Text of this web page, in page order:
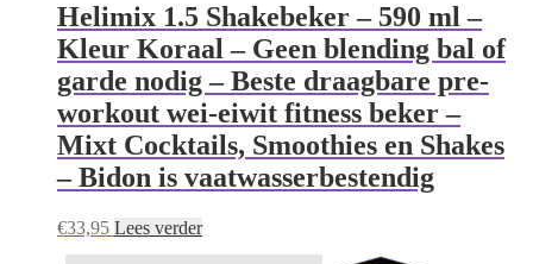
Helimix 1.5 Shakebeker – 590 ml –
Kleur Koraal – Geen blending bal of
garde nodig – Beste draagbare pre-
workout wei-eiwit fitness beker –
Mixt Cocktails, Smoothies en Shakes
– Bidon is vaatwasserbestendig
€33,95 Lees verder